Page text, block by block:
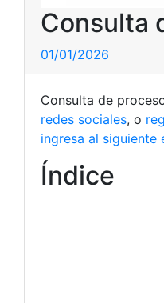
Consulta
01/01/2026
Consulta de
redes sociales, o
ingresa al siguiente
Índice